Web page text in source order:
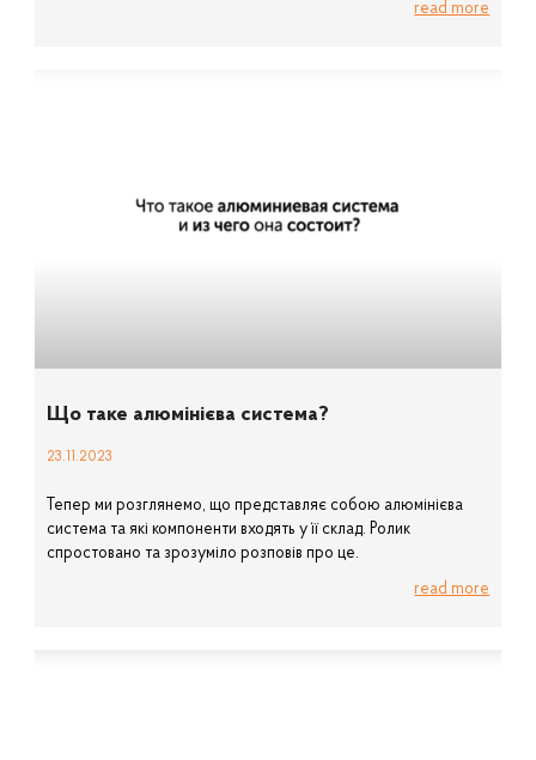
read more
Що таке алюмінієва система?
23.11.2023
Тепер ми розглянемо, що представляє собою алюмінієва
система та які компоненти входять у її склад. Ролик
спростовано та зрозуміло розповів про це.
read more